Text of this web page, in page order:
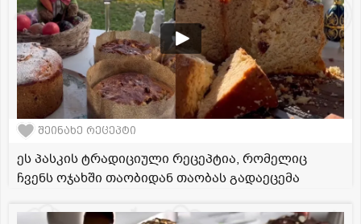
შეინახე რეცეპტი
ეს პასკის ტრადიციული რეცეპტია, რომელიც
ჩვენს ოჯახში თაობიდან თაობას გადაეცემა